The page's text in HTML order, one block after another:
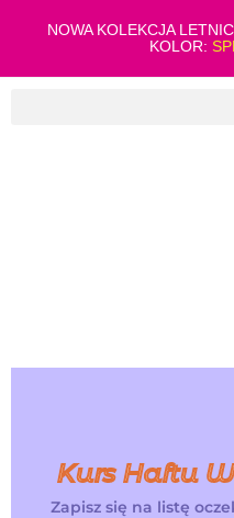
NOWA KOLEKCJA
KOLOR:
Kurs Haftu
Zapisz się na listę